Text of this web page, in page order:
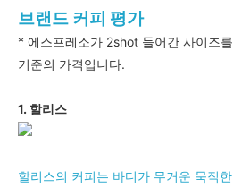
브랜드 커피 평가
* 에스프레소가 2shot 들어간 사이즈
기준의 가격입니다.
1. 할리스
할리스의 커피는 바디가 무거운 묵직